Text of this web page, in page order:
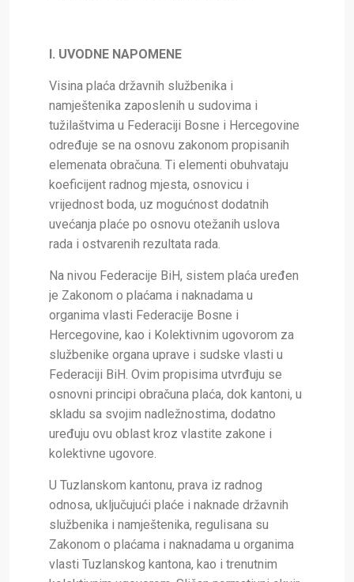
I. UVODNE NAPOMENE
Visina plaća državnih službenika i
namještenika zaposlenih u sudovima i
tužilaštvima u Federaciji Bosne i Hercegovine
određuje se na osnovu zakonom propisanih
elemenata obračuna. Ti elementi obuhvataju
koeficijent radnog mjesta, osnovicu i
vrijednost boda, uz mogućnost dodatnih
uvećanja plaće po osnovu otežanih uslova
rada i ostvarenih rezultata rada.
Na nivou Federacije BiH, sistem plaća uređen
je Zakonom o plaćama i naknadama u
organima vlasti Federacije Bosne i
Hercegovine, kao i Kolektivnim ugovorom za
službenike organa uprave i sudske vlasti u
Federaciji BiH. Ovim propisima utvrđuju se
osnovni principi obračuna plaća, dok kantoni, u
skladu sa svojim nadležnostima, dodatno
uređuju ovu oblast kroz vlastite zakone i
kolektivne ugovore.
U Tuzlanskom kantonu, prava iz radnog
odnosa, uključujući plaće i naknade državnih
službenika i namještenika, regulisana su
Zakonom o plaćama i naknadama u organima
vlasti Tuzlanskog kantona, kao i trenutnim